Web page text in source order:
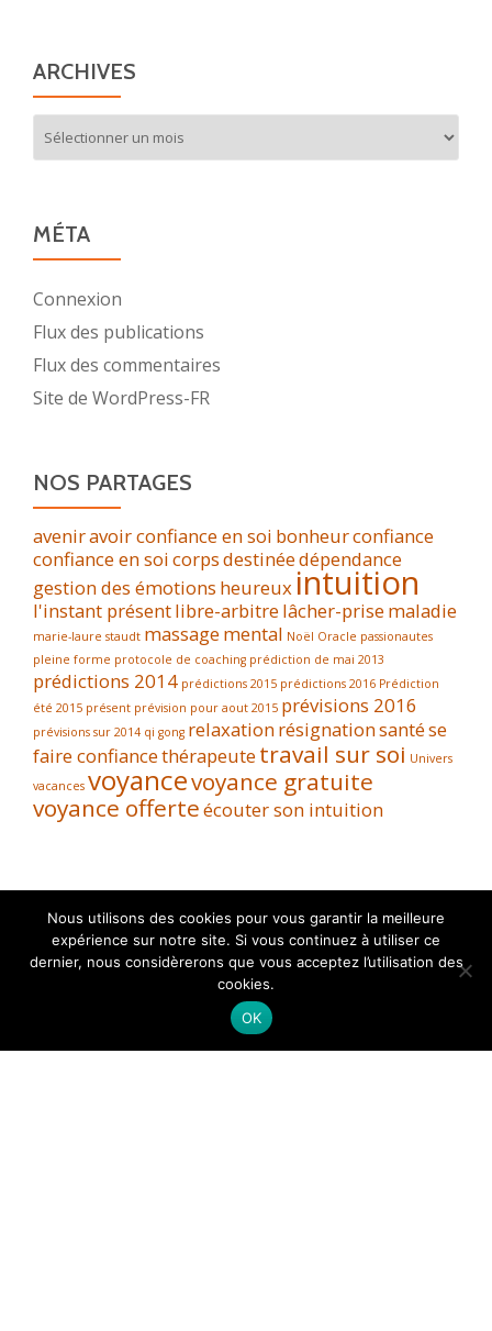
ARCHIVES
MÉTA
Connexion
Flux des publications
Flux des commentaires
Site de WordPress-FR
NOS PARTAGES
aveniravoir confiance en soi bonheurconfiance
confiance en soicorpsdestinéedépendance
gestion des émotions heureux intuition
l'instant présentlibre-arbitrelâcher-prisemaladie
marie-laure staudt massagemental Noël Oracle passionautes
pleine forme protocole de coaching prédiction de mai 2013
prédictions 2014 prédictions 2015 prédictions 2016 Prédiction
été 2015 présent prévision pour aout 2015 prévisions 2016
prévisions sur 2014 qi gong relaxationrésignationsantése
faire confiancethérapeutetravail sur soi Univers
vacances voyancevoyance gratuite
voyance offerteécouter son intuition
Nous utilisons des cookies pour vous garantir la meilleure
expérience sur notre site. Si vous continuez à utiliser ce
dernier, nous considèrerons que vous acceptez l’utilisation des
cookies.
OK